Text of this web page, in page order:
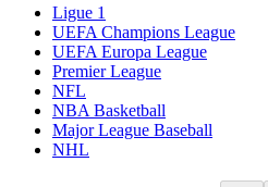
Ligue 1
UEFA Champions League
UEFA Europa League
Premier League
NFL
NBA Basketball
Major League Baseball
NHL